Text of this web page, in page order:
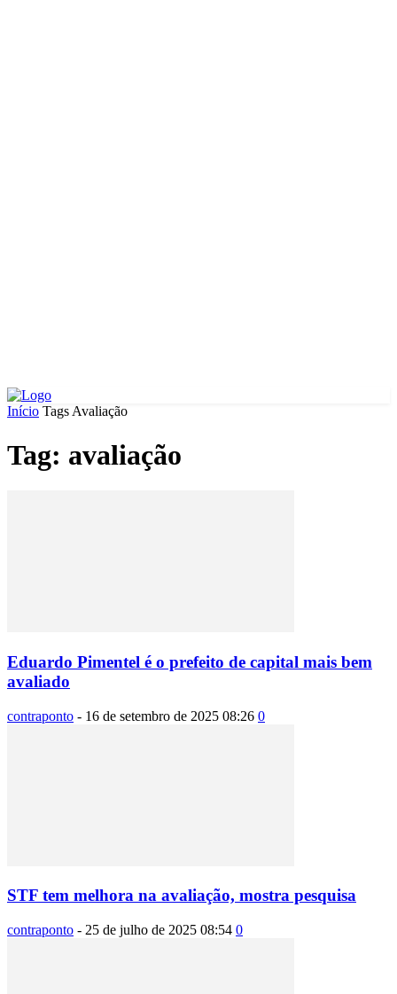
Início Tags Avaliação
Tag: avaliação
Eduardo Pimentel é o prefeito de capital mais bem
avaliado
contraponto - 16 de setembro de 2025 08:26 0
STF tem melhora na avaliação, mostra pesquisa
contraponto - 25 de julho de 2025 08:54 0